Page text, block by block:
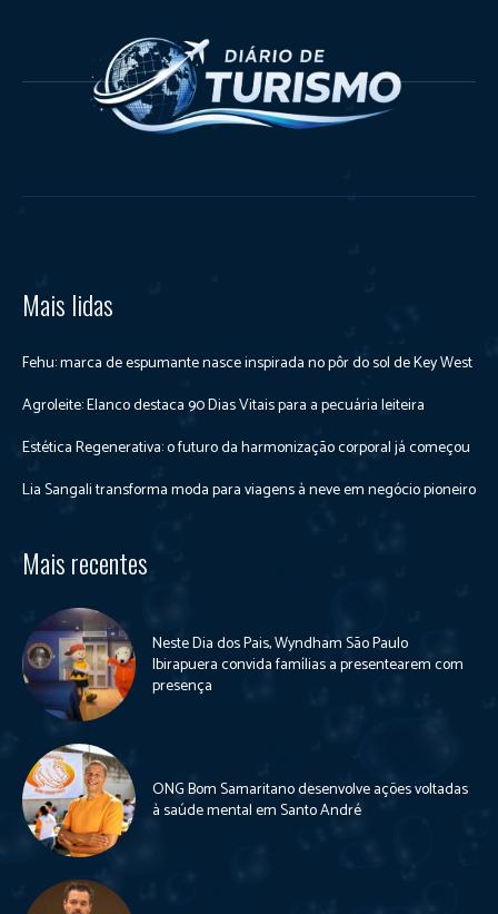
Mais lidas
Fehu: marca de espumante nasce inspirada no pôr do sol de Key West
Agroleite: Elanco destaca 90 Dias Vitais para a pecuária leiteira
Estética Regenerativa: o futuro da harmonização corporal já começou
Lia Sangali transforma moda para viagens à neve em negócio pioneiro
Mais recentes
Neste Dia dos Pais, Wyndham São Paulo
Ibirapuera convida famílias a presentearem com
presença
ONG Bom Samaritano desenvolve ações voltadas
à saúde mental em Santo André